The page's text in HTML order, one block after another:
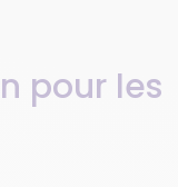
pour les